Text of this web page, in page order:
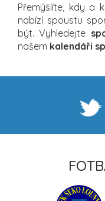
Přemýšlíte, kdy a
nabízí spoustu
být. Vyhledejte
našem kalendáři